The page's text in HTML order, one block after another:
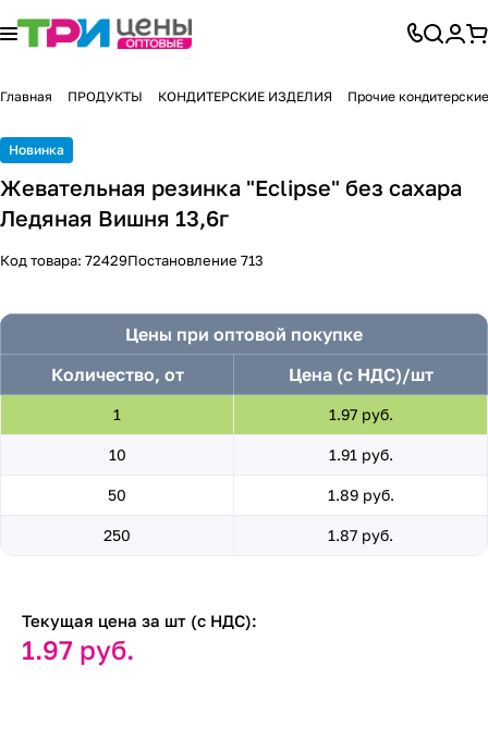
Главная ПРОДУКТЫ КОНДИТЕРСКИЕ ИЗДЕЛИЯ Прочие
Новинка
Жевательная резинка "Eclipse" без сахара
Ледяная Вишня 13,6г
Код товара: 72429Постановление 713
Цены при оптовой покупке
Количество, от
Цена (с НДС)/шт
1 1.97 руб.
10 1.91 руб.
50 1.89 руб.
250 1.87 руб.
Текущая цена за шт (с НДС):
1.97 руб.